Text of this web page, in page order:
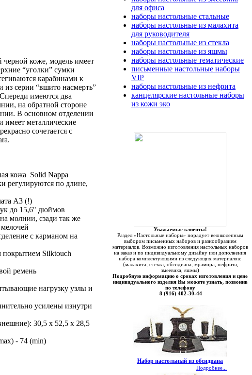
коже, модель имеет
“уголки” сумки
карабинами к
серии “вшито насмерть”
имеются два
на обратной стороне
В основном отделении
металлические
сочетается с
кожа Solid Nappa
регулируются по длине,
А3 (!)
до 15,6" дюймов
молнии, сзади так же
с карманом на
Silktouch
ремень
нагрузку узлы и
усилены изнутри
30,5 х 52,5 х 28,5
- 74 (min)
для офиса
наборы настольные стальные
наборы настольные из малахита
для руководителя
наборы настольные из стекла
наборы настольные из яшмы
наборы настольные тематические
письменные настольные наборы
VIP
наборы настольные из нефрита
канцелярские настольные наборы
из кожи эко
Уважаемые клиенты!
Раздел «Настольные наборы» порадует великолепным
выбором письменных наборов и разнообразием
материалов. Возможно изготовления настольных наборов
на заказ и по индивидуальному дизайну или дополнения
набора комплектующими из следующих материалов:
(малахита, стекла, обсидиана, мрамора, нефрита,
змеевика, яшмы)
Подробную информацию о сроках изготовления и цене
индивидуального изделия Вы можете узнать, позвонив
по телефону
8 (916) 402-30-44
Набор настольный из обсидиана
Подробнее...